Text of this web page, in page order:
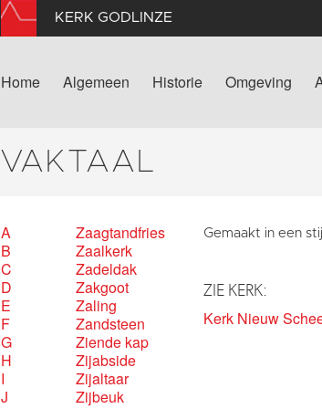
KERK GODLINZE
Home Algemeen Historie Omgeving
VAKTAAL
A
B
C
D
E
F
G
H
I
J
Zaagtandfries
Zaalkerk
Zadeldak
Zakgoot
Zaling
Zandsteen
Ziende kap
Zijabside
Zijaltaar
Zijbeuk
Gemaakt in een
ZIE KERK:
Kerk Nieuw